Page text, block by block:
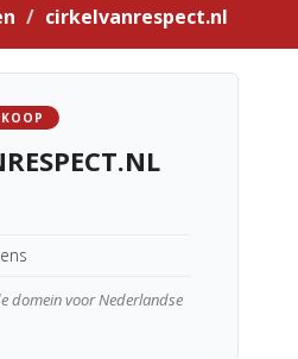
a
t
cirkelvanrespect.nl
domein voor Nederlandse